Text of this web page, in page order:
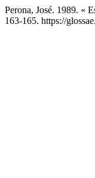
Perona, José. 1989. «
163-165. https://